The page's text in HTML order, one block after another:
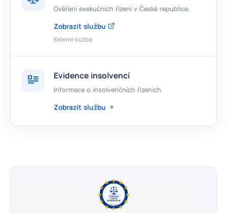
Ověření exekučních řízení v České republice.
Zobrazit službu
Externí služba
Evidence insolvencí
Informace o insolvenčních řízeních.
Zobrazit službu